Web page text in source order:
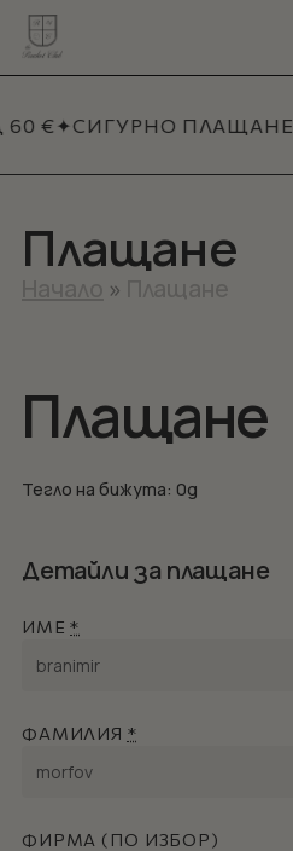
Skip
mainКоличка
€ ✦СИГУРНО ПЛАЩАНЕ✦
Плащане
»
Плащане
Тегло на бижута: 0g
Детайли за плащане
ИМЕ*
ФАМИЛИЯ *
ФИРМА (ПО ИЗБОР)